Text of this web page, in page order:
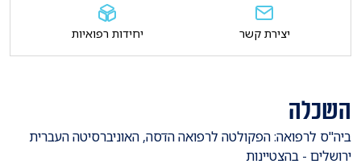
השכלה
​ביה"ס לרפואה: הפקולטה לרפואה הדסה, האוניברסיטה העברית
ירושלים - בהצטיינות
יצירת קשר יחידות רפואיות